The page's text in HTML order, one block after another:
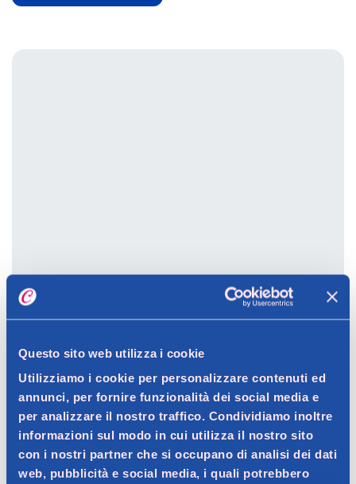
Questo sito web utilizza i cookie
Utilizziamo i cookie per personalizzare contenuti ed
annunci, per fornire funzionalità dei social media e
per analizzare il nostro traffico. Condividiamo inoltre
informazioni sul modo in cui utilizza il nostro sito
con i nostri partner che si occupano di analisi dei dati
web, pubblicità e social media, i quali potrebbero